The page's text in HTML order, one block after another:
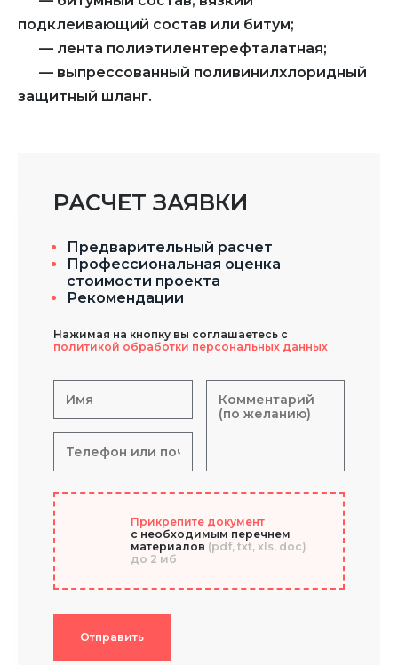
подклеивающий состав или битум;
— лента полиэтилентерефталатная;
— выпрессованный поливинилхлоридный
защитный шланг.
РАСЧЕТ ЗАЯВКИ
Предварительный расчет
Профессиональная оценка
стоимости проекта
Рекомендации
Нажимая на кнопку вы соглашаетесь с
политикой обработки персональных данных
Прикрепите документ
с необходимым перечнем
материалов (pdf, txt, xls, doc)
до 2 мб
Отправить